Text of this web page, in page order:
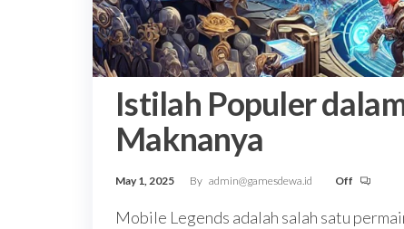
Istilah Populer
Maknanya
May 1, 2025 By admin@gamesdewa.id Off
Mobile Legends adalah salah satu